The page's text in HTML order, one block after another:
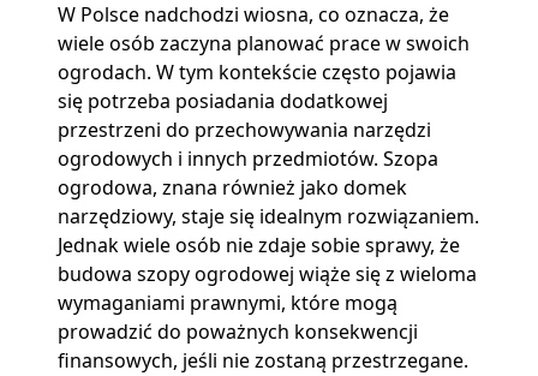
W Polsce nadchodzi wiosna, co oznacza, że
wiele osób zaczyna planować prace w swoich
ogrodach. W tym kontekście często pojawia
się potrzeba posiadania dodatkowej
przestrzeni do przechowywania narzędzi
ogrodowych i innych przedmiotów. Szopa
ogrodowa, znana również jako domek
narzędziowy, staje się idealnym rozwiązaniem.
Jednak wiele osób nie zdaje sobie sprawy, że
budowa szopy ogrodowej wiąże się z wieloma
wymaganiami prawnymi, które mogą
prowadzić do poważnych konsekwencji
finansowych, jeśli nie zostaną przestrzegane.